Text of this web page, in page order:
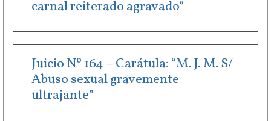
carnal reiterado agravado”
Juicio Nº 164 – Carátula: “M. J. M. S/
Abuso sexual gravemente
ultrajante”